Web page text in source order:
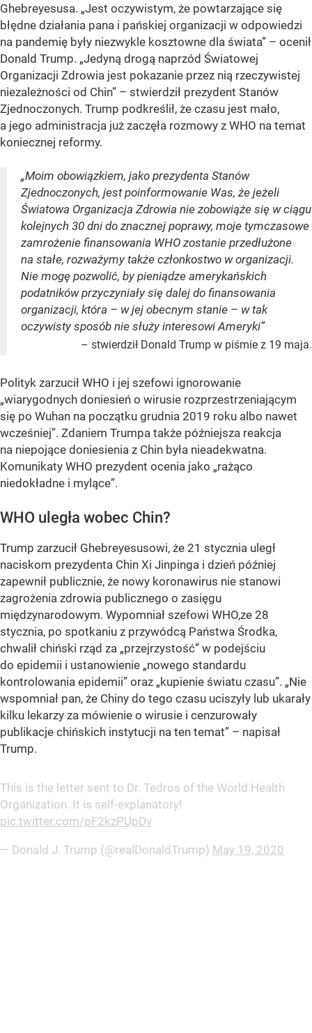
Ghebreyesusa. „Jest oczywistym, że powtarzające się
błędne działania pana i pańskiej organizacji w odpowiedzi
na pandemię były niezwykle kosztowne dla świata” – ocenił
Donald Trump. „Jedyną drogą naprzód Światowej
Organizacji Zdrowia jest pokazanie przez nią rzeczywistej
niezależności od Chin” – stwierdził prezydent Stanów
Zjednoczonych. Trump podkreślił, że czasu jest mało,
a jego administracja już zaczęła rozmowy z WHO na temat
koniecznej reformy.
„Moim obowiązkiem, jako prezydenta Stanów
Zjednoczonych, jest poinformowanie Was, że jeżeli
Światowa Organizacja Zdrowia nie zobowiąże się w ciągu
kolejnych 30 dni do znacznej poprawy, moje tymczasowe
zamrożenie finansowania WHO zostanie przedłużone
na stałe, rozważymy także członkostwo w organizacji.
Nie mogę pozwolić, by pieniądze amerykańskich
podatników przyczyniały się dalej do finansowania
organizacji, która – w jej obecnym stanie – w tak
oczywisty sposób nie służy interesowi Ameryki”
– stwierdził Donald Trump w piśmie z 19 maja.
Polityk zarzucił WHO i jej szefowi ignorowanie
„wiarygodnych doniesień o wirusie rozprzestrzeniającym
się po Wuhan na początku grudnia 2019 roku albo nawet
wcześniej”. Zdaniem Trumpa także późniejsza reakcja
na niepojące doniesienia z Chin była nieadekwatna.
Komunikaty WHO prezydent ocenia jako „rażąco
niedokładne i mylące”.
WHO uległa wobec Chin?
Trump zarzucił Ghebreyesusowi, że 21 stycznia uległ
naciskom prezydenta Chin Xi Jinpinga i dzień później
zapewnił publicznie, że nowy koronawirus nie stanowi
zagrożenia zdrowia publicznego o zasięgu
międzynarodowym. Wypomniał szefowi WHO,ze 28
stycznia, po spotkaniu z przywódcą Państwa Środka,
chwalił chiński rząd za „przejrzystość” w podejściu
do epidemii i ustanowienie „nowego standardu
kontrolowania epidemii” oraz „kupienie światu czasu”. „Nie
wspomniał pan, że Chiny do tego czasu uciszyły lub ukarały
kilku lekarzy za mówienie o wirusie i cenzurowały
publikacje chińskich instytucji na ten temat” – napisał
Trump.
This is the letter sent to Dr. Tedros of the World Health
Organization. It is self-explanatory!
pic.twitter.com/pF2kzPUpDv
— Donald J. Trump (@realDonaldTrump) May 19, 2020